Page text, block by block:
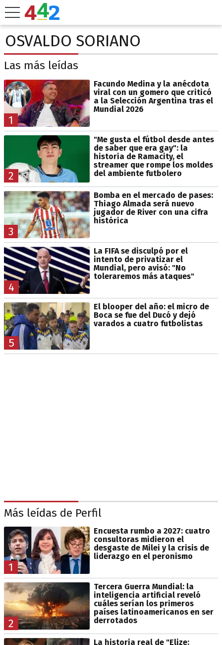
OSVALDO SORIANO
Las más leídas
1
Facundo Medina y la anécdota
viral con un gomero que criticó
a la Selección Argentina tras el
Mundial 2026
2
"Me gusta el fútbol desde antes
de saber que era gay": la
historia de Ramacity, el
streamer que rompe los moldes
del ambiente futbolero
3
Bomba en el mercado de pases:
Thiago Almada será nuevo
jugador de River con una cifra
histórica
4
La FIFA se disculpó por el
intento de privatizar el
Mundial, pero avisó: "No
toleraremos más ataques"
5
El blooper del año: el micro de
Boca se fue del Ducó y dejó
varados a cuatro futbolistas
Más leídas de Perfil
1
Encuesta rumbo a 2027: cuatro
consultoras midieron el
desgaste de Milei y la crisis de
liderazgo en el peronismo
2
Tercera Guerra Mundial: la
inteligencia artificial reveló
cuáles serían los primeros
países latinoamericanos en ser
derrotados
La historia real de "Elize: